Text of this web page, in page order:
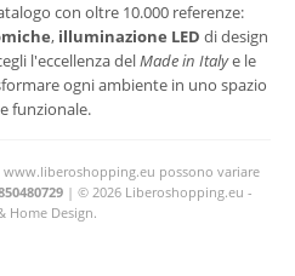
con oltre 10.000 referenze:
, illuminazione LED di design
l'eccellenza delMade in Italye le
ogni ambiente in uno spazio
funzionale.
www.liberoshopping.eu possono variare
| © 2026 Liberoshopping.eu -
Home Design.